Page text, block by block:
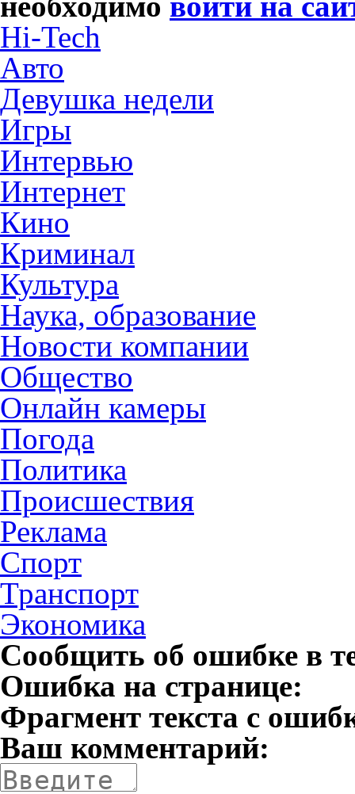
Hi-Tech
Авто
Девушка недели
Игры
Интервью
Интернет
Кино
Криминал
Культура
Наука, образование
Новости компании
Общество
Онлайн камеры
Погода
Политика
Происшествия
Реклама
Спорт
Транспорт
Экономика
Сообщить об ошибке в
Ошибка на странице:
Фрагмент текста с
Ваш комментарий: